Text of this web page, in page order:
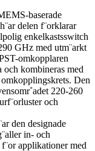
baserade
delen f¨orklarar
enkelkastsswitch
GHz med utm¨arkt
omkopplaren
och kombineras med
Den
220-260
och
den designade
in- och
applikationer med